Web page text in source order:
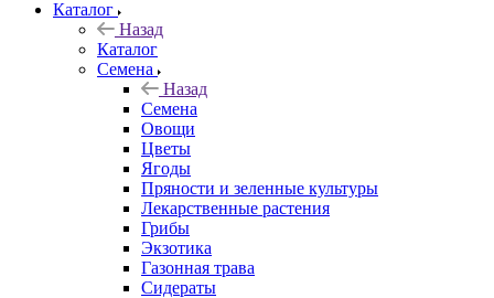
Каталог
Назад
Каталог
Семена
Назад
Семена
Овощи
Цветы
Ягоды
Пряности и зеленные культуры
Лекарственные растения
Грибы
Экзотика
Газонная трава
Сидераты